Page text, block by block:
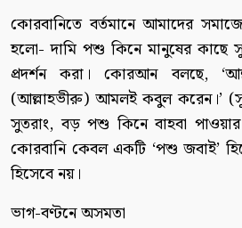
কোরবানিতে বর্তমানে আমাদের
হলো- দামি পশু কিনে মানুষের কাছে
প্রদর্শন করা। কোরআন বলছে,
(আল্লাহভীরু) আমলই কবুল করেন।’
সুতরাং, বড় পশু কিনে বাহবা
কোরবানি কেবল একটি ‘পশু জবাই’
হিসেবে নয়।
ভাগ-বণ্টনে অসমতা